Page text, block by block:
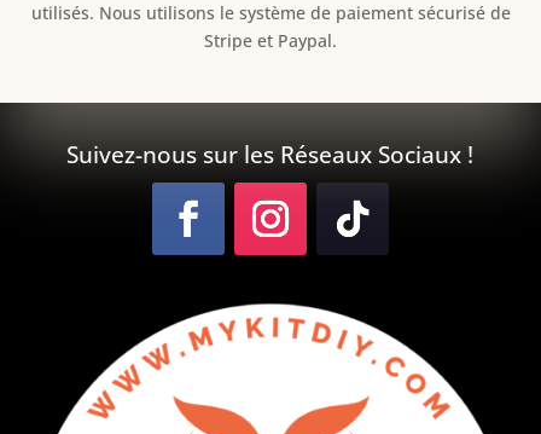
utilisés. Nous utilisons le système de paiement sécurisé de
Stripe et Paypal.
Suivez-nous sur les Réseaux Sociaux !